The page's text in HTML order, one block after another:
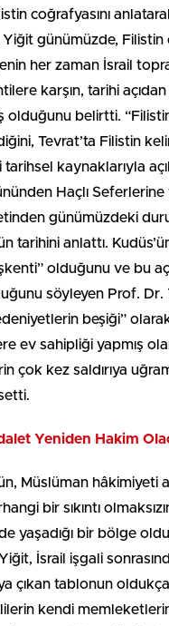
coğrafyasını
Yiğit günümüzde, Filistin
her zaman İsrail
karşın, tarihi açıdan
olduğunu belirtti.
Tevrat’ta Filistin
kaynaklarıyla
Haçlı Seferlerine
günümüzdeki
tarihini anlattı.
olduğunu ve bu
söyleyen Prof. Dr.
beşiği”
ev sahipliği yapmış
çok kez saldırıya
Yeniden Hakim
Müslüman hâkimiyeti
bir sıkıntı
yaşadığı bir bölge
İsrail işgali
çıkan tablonun
kendi